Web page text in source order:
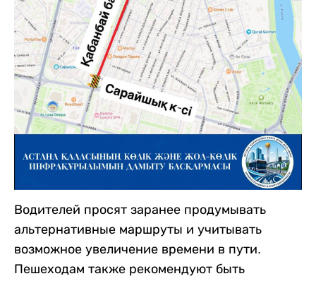
Водителей просят заранее продумывать
альтернативные маршруты и учитывать
возможное увеличение времени в пути.
Пешеходам также рекомендуют быть